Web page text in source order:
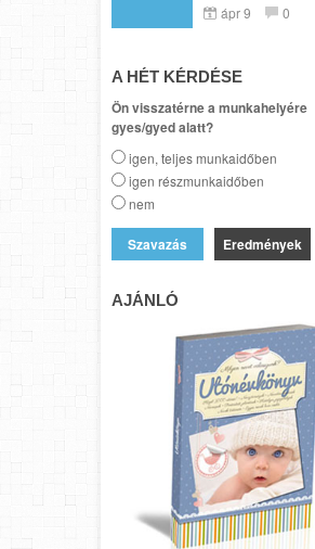
ápr 9 0
A HÉT KÉRDÉSE
Ön visszatérne a munkahelyére
gyes/gyed alatt?
igen, teljes munkaidőben
igen részmunkaidőben
nem
Eredmények
AJÁNLÓ